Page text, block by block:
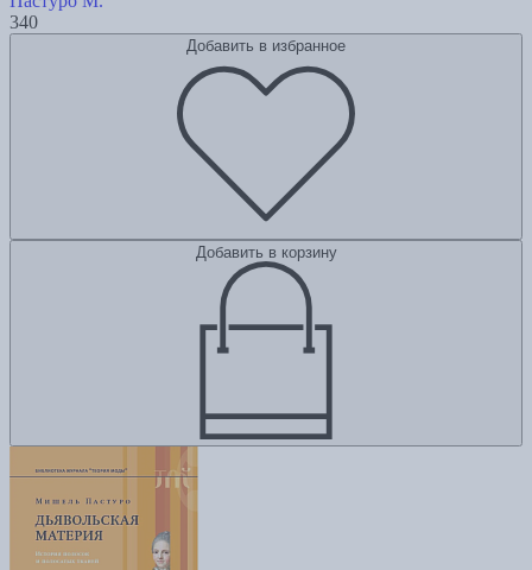
340
Добавить в избранное
Добавить в корзину